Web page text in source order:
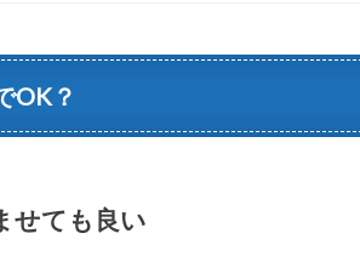
OK？
せても良い